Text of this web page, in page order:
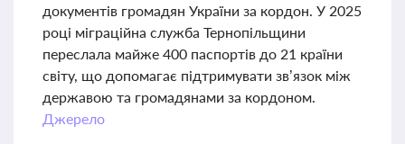
документів громадян України за кордон. У 2025
році міграційна служба Тернопільщини
переслала майже 400 паспортів до 21 країни
світу, що допомагає підтримувати зв’язок між
державою та громадянами за кордоном.
Джерело